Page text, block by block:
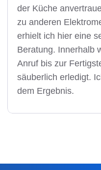
der Küche
zu anderen
erhielt ich hier eine
Beratung. Innerhalb
Anruf bis zur
säuberlich erledigt.
dem Ergebnis.